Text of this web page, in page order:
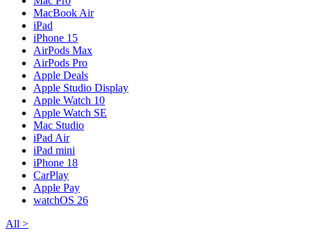
MacBook Air
iPad
iPhone 15
AirPods Max
AirPods Pro
Apple Deals
Apple Studio Display
Apple Watch 10
Apple Watch SE
Mac Studio
iPad Air
iPad mini
iPhone 18
CarPlay
Apple Pay
watchOS 26
All >